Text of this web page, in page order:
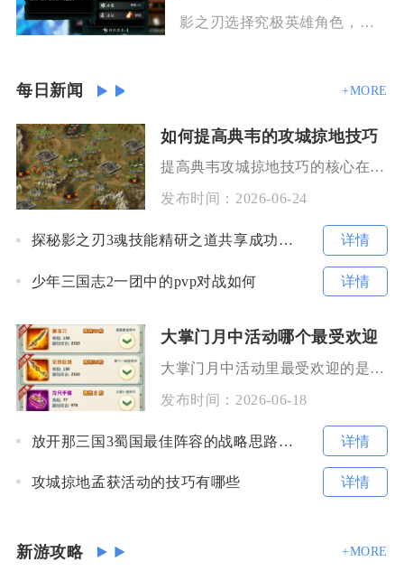
影之刃选择究极英雄角色，核心思路并不是单纯挑选强度最高的角色，而是结合自身操作习
每日新闻 +MORE
如何提高典韦的攻城掠地技巧
提高典韦攻城掠地技巧的核心在于围绕其高防反击的特性，做好装备洗练、阵容搭配、兵种选择与战法
发布时间： 2026-06-24
探秘影之刃3魂技能精研之道共享成功玩家的经验与心得 详情
少年三国志2一团中的pvp对战如何 详情
大掌门月中活动哪个最受欢迎
大掌门月中活动里最受欢迎的是半月庆典活动，其次是侠影寻踪和月中累充返利活动，这三类活动因奖
发布时间： 2026-06-18
放开那三国3蜀国最佳阵容的战略思路是怎样的 详情
攻城掠地孟获活动的技巧有哪些 详情
新游攻略 +MORE